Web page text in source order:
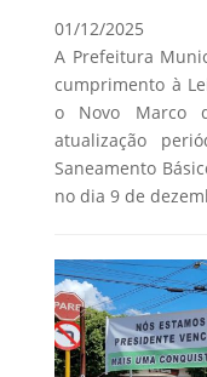
01/12/2025
A Prefeitura
cumprimento à
o Novo Marco
atualização
Saneamento
no dia 9 de